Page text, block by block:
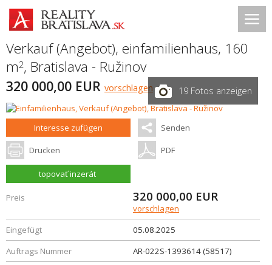
Verkauf (Angebot), einfamilienhaus, 160
m2, Bratislava - Ružinov
320 000,00 EUR vorschlagen 19 Fotos anzeigen
Interesse zufügen Senden
Drucken PDF
topovať inzerát
Preis 320 000,00 EUR
vorschlagen
Eingefügt
05.08.2025
Auftrags Nummer
AR-022S-1393614 (58517)